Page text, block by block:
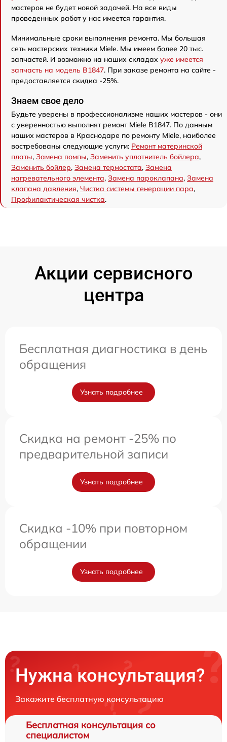
мастеров не будет новой задачей. На все виды
проведенных работ у нас имеется гарантия.
Минимальные сроки выполнения ремонта. Мы большая
сеть мастерских техники Miele. Мы имеем более 20 тыс.
запчастей. И возможно на наших складах уже имеется
запчасть на модель B1847. При заказе ремонта на сайте -
предоставляется скидка -25%.
Знаем свое дело
Будьте уверены в профессионализме наших мастеров - они
с уверенностью выполнят ремонт Miele B1847. По данным
наших мастеров в Краснодаре по ремонту Miele, наиболее
востребованы следующие услуги: Ремонт материнской
платы, Замена помпы, Заменить уплотнитель бойлера,
Заменить бойлер, Замена термостата, Замена
нагревательного элемента, Замена пароклапана, Замена
клапана давления, Чистка системы генерации пара,
Профилактическая чистка.
Акции сервисного
центра
Бесплатная диагностика в день
обращения
Узнать подробнее
Скидка на ремонт -25% по
предварительной записи
Узнать подробнее
Скидка -10% при повторном
обращении
Узнать подробнее
Нужна консультация?
Закажите бесплатную консультацию
Бесплатная консультация со
специалистом